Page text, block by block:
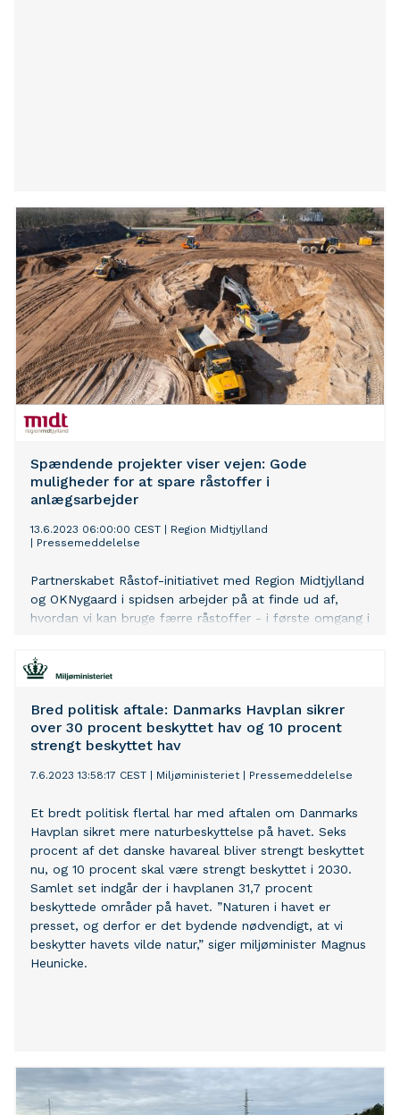
Spændende projekter viser vejen: Gode
muligheder for at spare råstoffer i
anlægsarbejder
13.6.2023 06:00:00 CEST
Region Midtjylland
Pressemeddelelse
Partnerskabet Råstof-initiativet med Region Midtjylland
og OKNygaard i spidsen arbejder på at finde ud af,
hvordan vi kan bruge færre råstoffer - i første omgang i
spændende projekter - med lovende resultater.
Bred politisk aftale: Danmarks Havplan sikrer
over 30 procent beskyttet hav og 10 procent
strengt beskyttet hav
7.6.2023 13:58:17 CEST Miljøministeriet| Pressemeddelelse
Et bredt politisk flertal har med aftalen om Danmarks
Havplan sikret mere naturbeskyttelse på havet. Seks
procent af det danske havareal bliver strengt beskyttet
nu, og 10 procent skal være strengt beskyttet i 2030.
Samlet set indgår der i havplanen 31,7 procent
beskyttede områder på havet. ”Naturen i havet er
presset, og derfor er det bydende nødvendigt, at vi
beskytter havets vilde natur,” siger miljøminister Magnus
Heunicke.